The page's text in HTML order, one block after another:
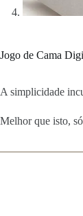
Jogo de Cama
A simplicidade
Melhor que isto,